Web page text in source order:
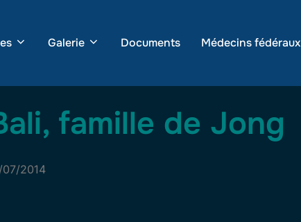
Galerie Documents Médecins fédéraux
famille de Jong
2014